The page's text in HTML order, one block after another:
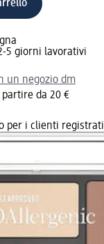
5 giorni lavorativi
un negozio dm
da 20 €
per i clienti registrati